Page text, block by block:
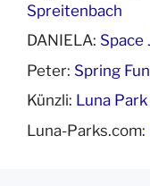
Spreitenbach
DANIELA: Space
Peter: Spring
Künzli: Luna
Luna-Parks.com: